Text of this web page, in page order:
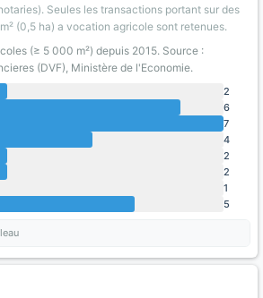
Seules les transactions portant sur des
(0,5 ha) a vocation agricole sont retenues.
(≥ 5 000 m²) depuis 2015. Source :
(DVF), Ministère de l'Economie.
2
6
7
4
2
2
1
5